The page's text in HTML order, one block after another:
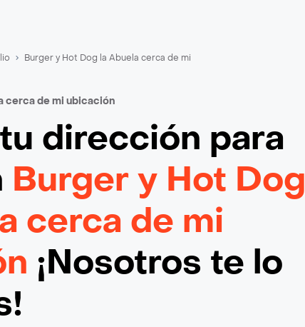
Burger y Hot Dog la Abuela cerca de mi
cerca de mi ubicación
dirección para
Burger y Hot Dog
cerca de mi
¡Nosotros te lo